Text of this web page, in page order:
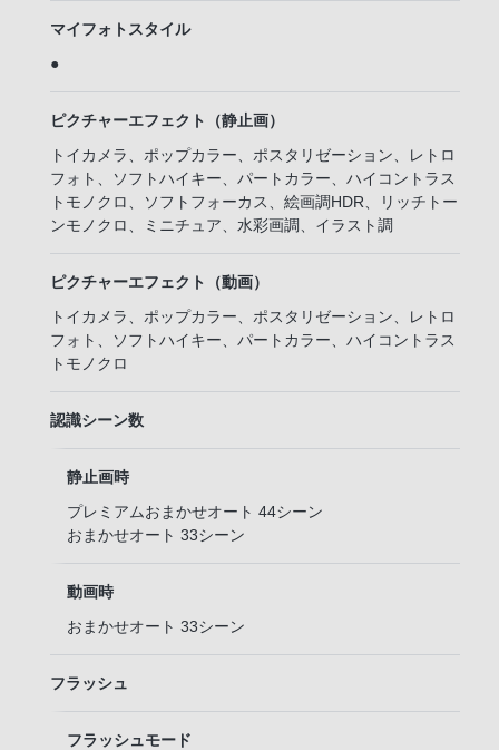
マイフォトスタイル
●
ピクチャーエフェクト（静止画）
トイカメラ、ポップカラー、ポスタリゼーション、レトロ
フォト、ソフトハイキー、パートカラー、ハイコントラス
トモノクロ、ソフトフォーカス、絵画調HDR、リッチトー
ンモノクロ、ミニチュア、水彩画調、イラスト調
ピクチャーエフェクト（動画）
トイカメラ、ポップカラー、ポスタリゼーション、レトロ
フォト、ソフトハイキー、パートカラー、ハイコントラス
トモノクロ
認識シーン数
静止画時
プレミアムおまかせオート 44シーン
おまかせオート 33シーン
動画時
おまかせオート 33シーン
フラッシュ
フラッシュモード